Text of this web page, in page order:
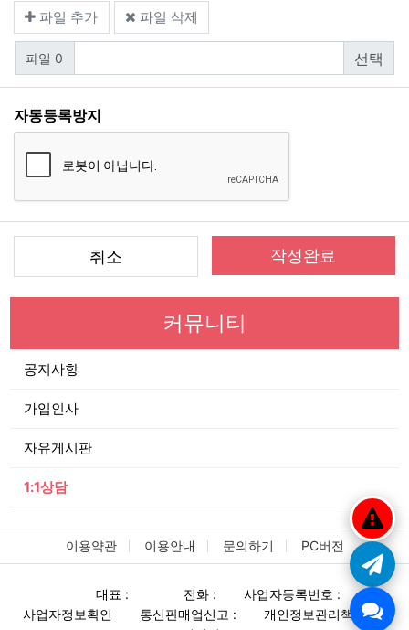
파일 추가 파일 삭제
파일 0
자동등록방지
작성완료
취소
커뮤니티
공지사항
가입인사
자유게시판
1:1상담
이용약관 이용안내 문의하기 PC버전
대표 : 전화 :
사업자등록번호 :
사업자정보확인
통신판매업신고 :
개인정보관리책임자 :